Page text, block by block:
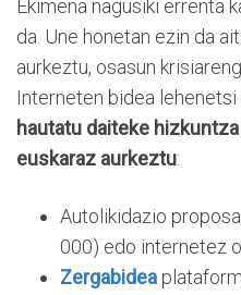
Ekimena nagusiki errenta
da. Une honetan ezin da
aurkeztu, osasun
Interneten bidea lehenetsi
hautatu daiteke
euskaraz aurkeztu:
Autolikidazio
000) edo internetez
Zergabidea